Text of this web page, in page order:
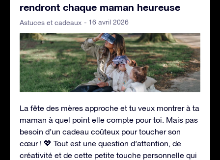
rendront chaque maman heureuse
Astuces et cadeaux - 16 avril 2026
La fête des mères approche et tu veux montrer à ta
maman à quel point elle compte pour toi. Mais pas
besoin d’un cadeau coûteux pour toucher son
cœur ! 💖 Tout est une question d’attention, de
créativité et de cette petite touche personnelle qui